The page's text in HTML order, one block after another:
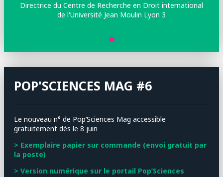
Directrice du Centre de Recherche en Droit international
de l'Université Jean Moulin Lyon 3
POP'SCIENCES MAG #6
Le nouveau n° de Pop’Sciences Mag accessible
gratuitement dès le 8 juin
> Exemplaire papier sur commande (envoi gratuit par
la poste)
> Version numérique sur le portail Pop’Sciences